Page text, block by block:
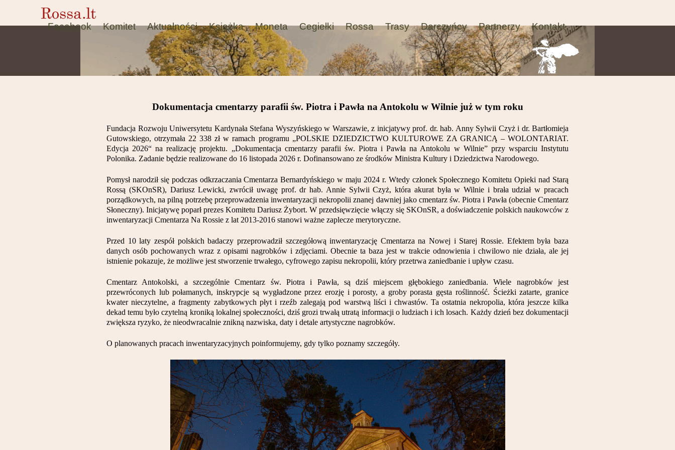
Facebook Komitet Aktualności Książka Moneta Cegiełki Rossa Trasy Darczyńcy Partnerzy Kontakt
Dokumentacja cmentarzy parafii św. Piotra i Pawła na Antokolu w Wilnie już w tym roku
Fundacja Rozwoju Uniwersytetu Kardynała Stefana Wyszyńskiego w Warszawie, z inicjatywy prof. dr. hab. Anny Sylwii Czyż i dr. Bartłomieja
Gutowskiego, otrzymała 22 338 zł w ramach programu „POLSKIE DZIEDZICTWO KULTUROWE ZA GRANICĄ – WOLONTARIAT.
Edycja 2026“ na realizację projektu. „Dokumentacja cmentarzy parafii św. Piotra i Pawła na Antokolu w Wilnie” przy wsparciu Instytutu
Polonika. Zadanie będzie realizowane do 16 listopada 2026 r. Dofinansowano ze środków Ministra Kultury i Dziedzictwa Narodowego.
Pomysł narodził się podczas odkrzaczania Cmentarza Bernardyńskiego w maju 2024 r. Wtedy członek Społecznego Komitetu Opieki nad Starą
Rossą (SKOnSR), Dariusz Lewicki, zwrócił uwagę prof. dr hab. Annie Sylwii Czyż, która akurat była w Wilnie i brała udział w pracach
porządkowych, na pilną potrzebę przeprowadzenia inwentaryzacji nekropolii znanej dawniej jako cmentarz św. Piotra i Pawła (obecnie Cmentarz
Słoneczny). Inicjatywę poparł prezes Komitetu Dariusz Żybort. W przedsięwzięcie włączy się SKOnSR, a doświadczenie polskich naukowców z
inwentaryzacji Cmentarza Na Rossie z lat 2013-2016 stanowi ważne zaplecze merytoryczne.
Przed 10 laty zespół polskich badaczy przeprowadził szczegółową inwentaryzację Cmentarza na Nowej i Starej Rossie. Efektem była baza
danych osób pochowanych wraz z opisami nagrobków i zdjęciami. Obecnie ta baza jest w trakcie odnowienia i chwilowo nie działa, ale jej
istnienie pokazuje, że możliwe jest stworzenie trwałego, cyfrowego zapisu nekropolii, który przetrwa zaniedbanie i upływ czasu.
Cmentarz Antokolski, a szczególnie Cmentarz św. Piotra i Pawła, są dziś miejscem głębokiego zaniedbania. Wiele nagrobków jest
przewróconych lub połamanych, inskrypcje są wygładzone przez erozję i porosty, a groby porasta gęsta roślinność. Ścieżki zatarte, granice
kwater nieczytelne, a fragmenty zabytkowych płyt i rzeźb zalegają pod warstwą liści i chwastów. Ta ostatnia nekropolia, która jeszcze kilka
dekad temu było czytelną kroniką lokalnej społeczności, dziś grozi trwałą utratą informacji o ludziach i ich losach. Każdy dzień bez dokumentacji
zwiększa ryzyko, że nieodwracalnie znikną nazwiska, daty i detale artystyczne nagrobków.
O planowanych pracach inwentaryzacyjnych poinformujemy, gdy tylko poznamy szczegóły.